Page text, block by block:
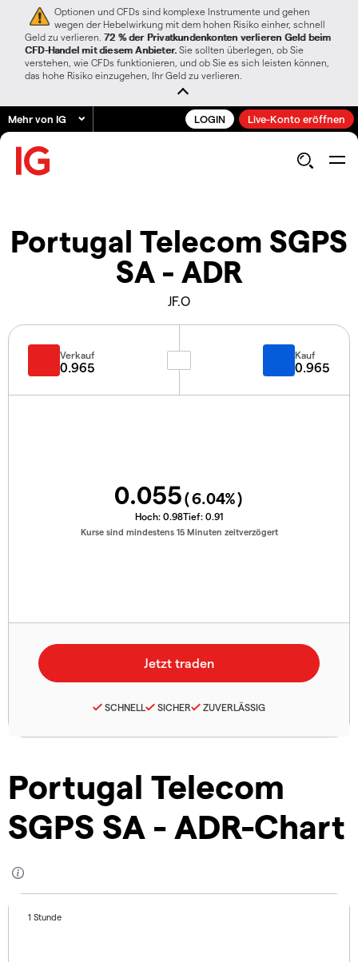
Optionen und CFDs sind komplexe Instrumente und gehen
wegen der Hebelwirkung mit dem hohen Risiko einher, schnell
Geld zu verlieren. 72 % der Privatkundenkonten verlieren Geld beim
CFD-Handel mit diesem Anbieter. Sie sollten überlegen, ob Sie
verstehen, wie CFDs funktionieren, und ob Sie es sich leisten können,
das hohe Risiko einzugehen, Ihr Geld zu verlieren.
Mehr von IG LOGIN Live-Konto eröffnen
Portugal Telecom SGPS
SA - ADR
JF.O
Portugal Telecom
SGPS SA - ADR-Chart
1 Stunde
Verkauf
0.965
Kauf
0.965
0.055(6.04%)
Hoch: 0.98Tief: 0.91
Kurse sind mindestens 15 Minuten zeitverzögert
SCHNELL SICHER ZUVERLÄSSIG